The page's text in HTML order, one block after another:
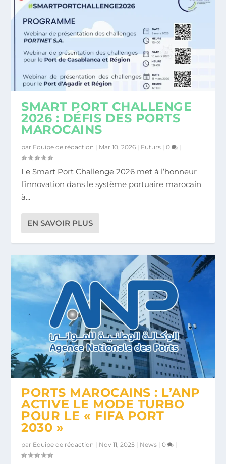
PORTS MAROCAINS : L’ANP ACTIVE LE
MODE TURBO...
SMART PORT CHALLENGE
2026 : DÉFIS DES PORTS
MAROCAINS
par Equipe de rédaction | Mar 10, 2026 | Futurs |0 |
Le Smart Port Challenge 2026 met à l’honneur
l’innovation dans le système portuaire marocain
à...
EN SAVOIR PLUS
PORTS MAROCAINS : L’ANP
ACTIVE LE MODE TURBO
POUR LE « FIFA PORT
2030 »
par Equipe de rédaction | Nov 11, 2025 | News |0 |